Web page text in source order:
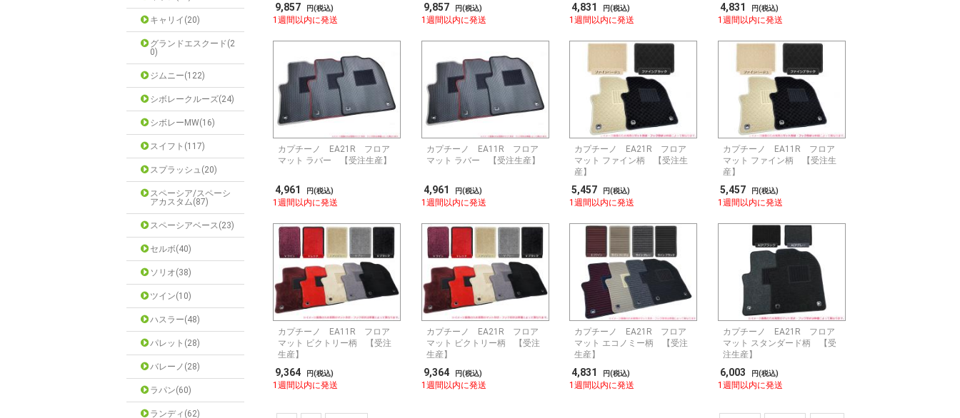
キャリイ(20)
グランドエスクード(2
0)
ジムニー(122)
シボレークルーズ(24)
シボレーMW(16)
スイフト(117)
スプラッシュ(20)
スペーシア/スペーシ
アカスタム(87)
スペーシアベース(23)
セルボ(40)
ソリオ(38)
ツイン(10)
ハスラー(48)
パレット(28)
バレーノ(28)
ラパン(60)
ランディ(62)
9,857 円(税込)
1週間以内に発送
9,857 円(税込)
1週間以内に発送
4,831 円(税込)
1週間以内に発送
4,831 円(税込)
1週間以内に発送
カプチーノ EA21R フロア
マット ラバー 【受注生産】
4,961 円(税込)
1週間以内に発送
カプチーノ EA11R フロア
マット ラバー 【受注生産】
4,961 円(税込)
1週間以内に発送
カプチーノ EA21R フロア
マット ファイン柄 【受注生
産】
5,457 円(税込)
1週間以内に発送
カプチーノ EA11R フロア
マット ファイン柄 【受注生
産】
5,457 円(税込)
1週間以内に発送
カプチーノ EA11R フロア
マット ビクトリー柄 【受注
生産】
9,364 円(税込)
1週間以内に発送
カプチーノ EA21R フロア
マット ビクトリー柄 【受注
生産】
9,364 円(税込)
1週間以内に発送
カプチーノ EA21R フロア
マット エコノミー柄 【受注
生産】
4,831 円(税込)
1週間以内に発送
カプチーノ EA21R フロア
マット スタンダード柄 【受
注生産】
6,003 円(税込)
1週間以内に発送